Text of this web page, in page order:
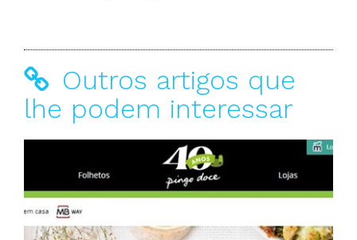
Outros artigos que
lhe podem interessar